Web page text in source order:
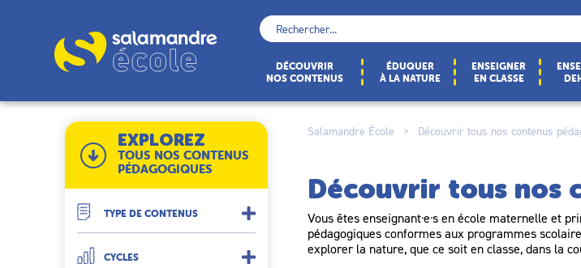
École
Rechercher :
DÉCOUVRIR
NOS CONTENUS
ÉDUQUER
À LA NATURE
ENSEIGNER
EN CLASSE
EXPLOREZ
TOUS NOS CONTENUS
PÉDAGOGIQUES
TYPE DE CONTENUS
CYCLES
Salamandre École > Découvrir tous nos contenus
Découvrir tous nos
Vous êtes enseignant·e·s en école maternelle et
pédagogiques conformes aux programmes
explorer la nature, que ce soit en classe, dans la